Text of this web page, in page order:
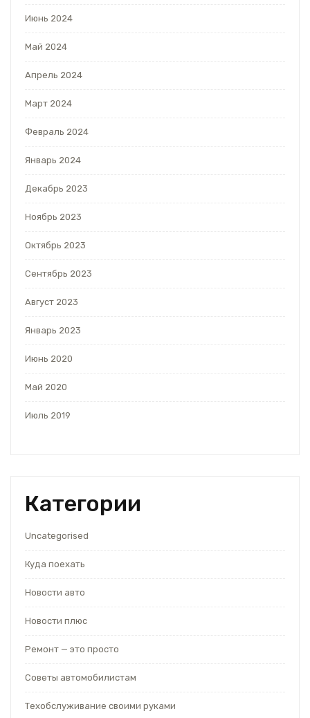
Июнь 2024
Май 2024
Апрель 2024
Март 2024
Февраль 2024
Январь 2024
Декабрь 2023
Ноябрь 2023
Октябрь 2023
Сентябрь 2023
Август 2023
Январь 2023
Июнь 2020
Май 2020
Июль 2019
Категории
Uncategorised
Куда поехать
Новости авто
Новости плюс
Ремонт — это просто
Советы автомобилистам
Техобслуживание своими руками